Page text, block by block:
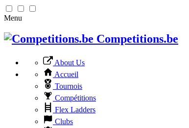
Menu
Competitions.be
About Us
Accueil
Tournois
Compétitions
Flex Ladders
Clubs